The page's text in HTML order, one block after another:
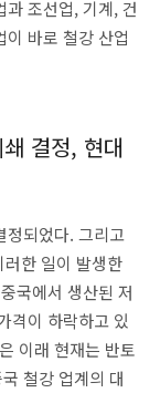
조선업, 기계, 건
바로 철강 산업
결정, 현대
정되었다. 그리고
한 일이 발생한
국에서 생산된 저
격이 하락하고 있
이래 현재는 반토
철강 업계의 대